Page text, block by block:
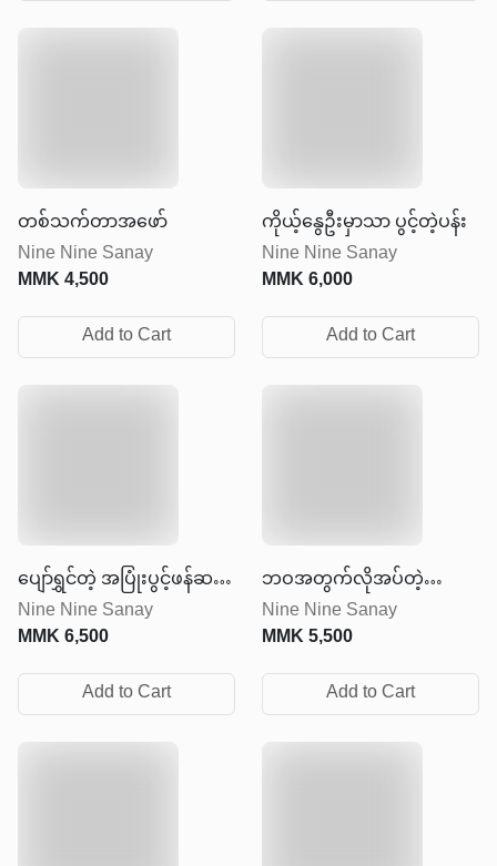
တစ်သက်တာအဖော်
Nine Nine Sanay
MMK4,500
Add to Cart
ကိုယ့်နွေဦးမှာသာ ပွင့်တဲ့ပန်း
Nine Nine Sanay
MMK6,000
Add to Cart
ပျော်ရွှင်တဲ့ အပြုံးပွင့်ဖန်ဆင်း
ခြင်း
Nine Nine Sanay
MMK6,500
Add to Cart
ဘဝအတွက်လိုအပ်တဲ့
အားဆေး
Nine Nine Sanay
MMK5,500
Add to Cart